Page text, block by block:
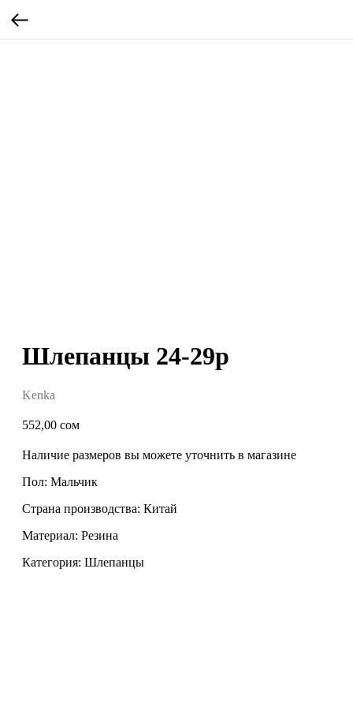
Шлепанцы 24-29р
Kenka
552,00 сом
Наличие размеров вы можете уточнить в магазине
Пол: Мальчик
Страна производства: Китай
Материал: Резина
Категория: Шлепанцы